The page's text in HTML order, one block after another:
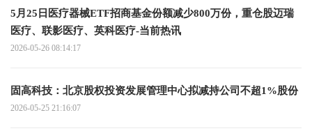
5月25日医疗器械ETF招商基金份额减少800万份，重仓股迈瑞
医疗、联影医疗、英科医疗-当前热讯
2026-05-26 08:14:17
固高科技：北京股权投资发展管理中心拟减持公司不超1%股份
2026-05-25 21:16:07